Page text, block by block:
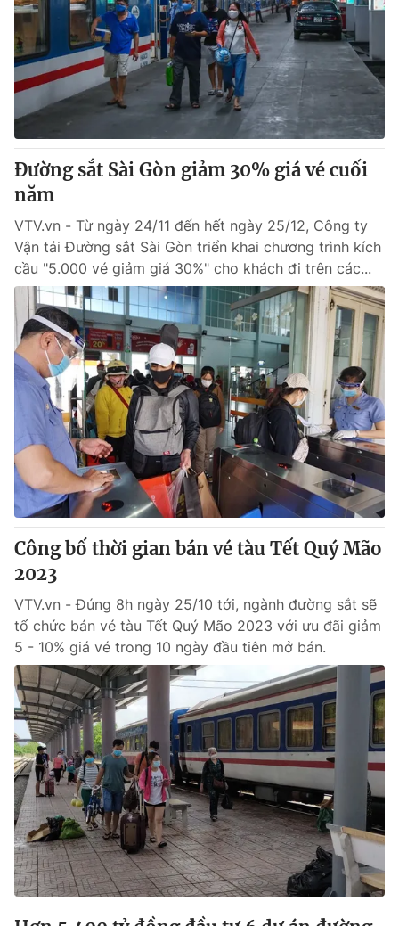
Đường sắt Sài Gòn giảm 30% giá vé cuối
năm
VTV.vn - Từ ngày 24/11 đến hết ngày 25/12, Công ty
Vận tải Đường sắt Sài Gòn triển khai chương trình kích
cầu "5.000 vé giảm giá 30%" cho khách đi trên các...
Công bố thời gian bán vé tàu Tết Quý Mão
2023
VTV.vn - Đúng 8h ngày 25/10 tới, ngành đường sắt sẽ
tổ chức bán vé tàu Tết Quý Mão 2023 với ưu đãi giảm
5 - 10% giá vé trong 10 ngày đầu tiên mở bán.